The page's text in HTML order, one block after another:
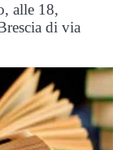
alle 18,
di via